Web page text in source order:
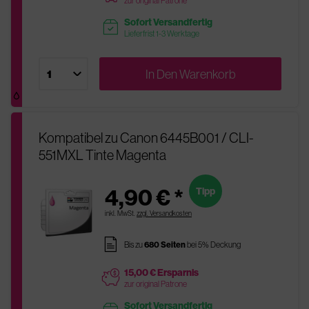
readytoship Sofort Versandfertig
Lieferfrist 1-3 Werktage
In DenWarenkorb
Kompatibel zu Canon 6445B001 / CLI-
551MXL Tinte Magenta
4,90 € *
inkl. MwSt. zzgl. Versandkosten
Tipp
pages Bis zu680 Seitenbei 5% Deckung
price 15,00 € Ersparnis
zur original Patrone
Sofort Versandfertig